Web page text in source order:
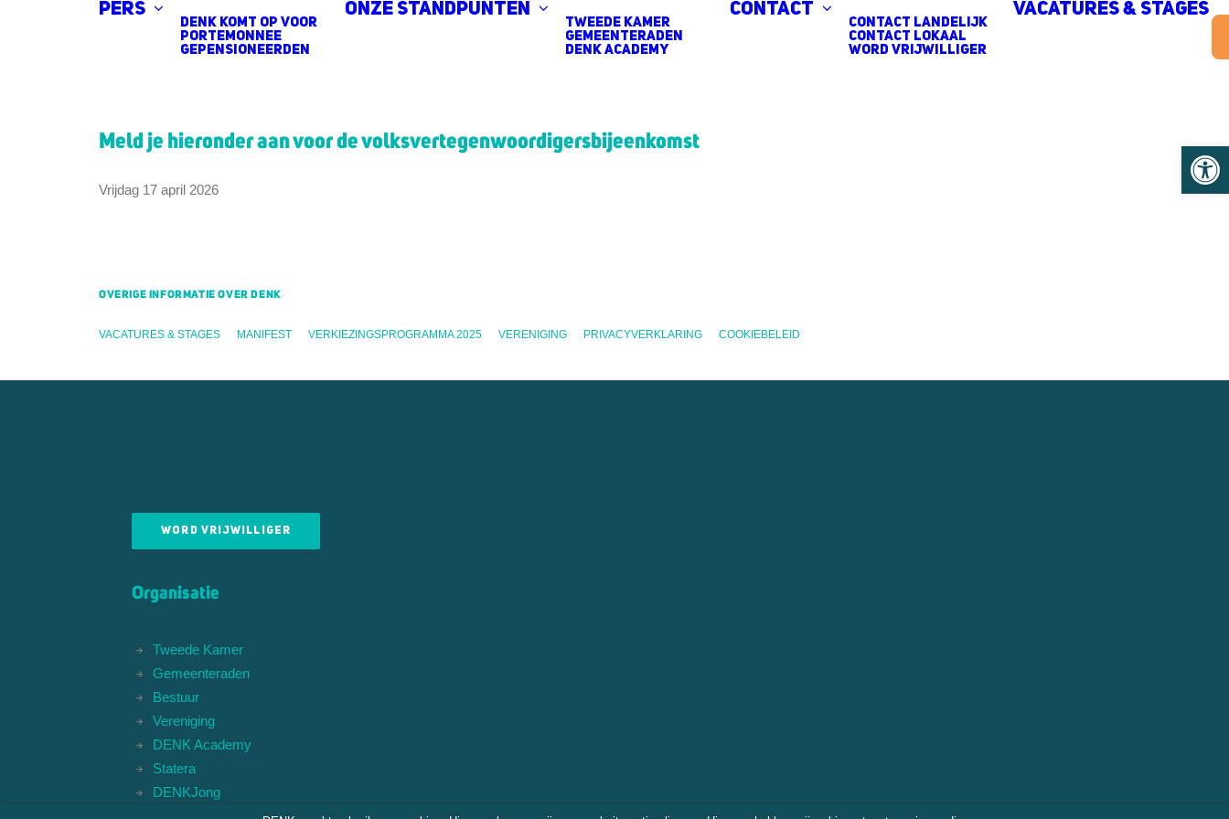
Pers
DENK komt op voor
portemonnee
gepensioneerden
Onze standpunten
Tweede Kamer
Gemeenteraden
DENK Academy
Contact
contact landelijk
contact lokaal
Word vrijwilliger
Vacatures & stages
Meld je hieronder aan voor de volksvertegenwoordigersbijeenkomst
Vrijdag 17 april 2026
OVERIGE INFORMATIE OVER DENK
VACATURES & STAGES MANIFEST VERKIEZINGSPROGRAMMA 2025 VERENIGING PRIVACYVERKLARING COOKIEBELEID
WORD VRIJWILLIGER
Organisatie
Tweede Kamer
Gemeenteraden
Bestuur
Vereniging
DENK Academy
Statera
DENKJong